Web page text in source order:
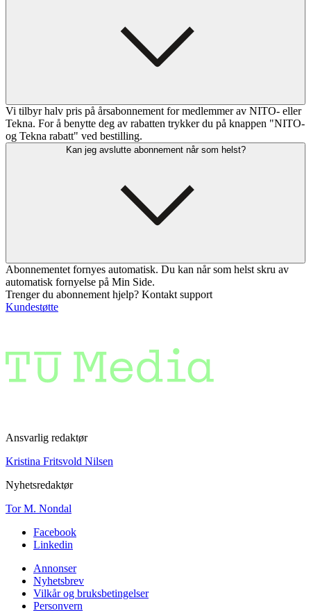
Vi tilbyr halv pris på årsabonnement for medlemmer av NITO- eller
Tekna. For å benytte deg av rabatten trykker du på knappen "NITO-
og Tekna rabatt" ved bestilling.
Kan jeg avslutte abonnement når som helst?
Abonnementet fornyes automatisk. Du kan når som helst skru av
automatisk fornyelse på Min Side.
Trenger du abonnement hjelp? Kontakt support
Kundestøtte
Ansvarlig redaktør
Kristina Fritsvold Nilsen
Nyhetsredaktør
Tor M. Nondal
Facebook
Linkedin
Annonser
Nyhetsbrev
Vilkår og bruksbetingelser
Personvern